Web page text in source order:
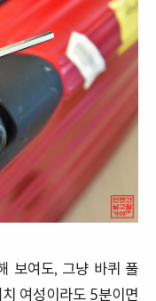
보여도, 그냥 바퀴 풀
여성이라도 5분이면